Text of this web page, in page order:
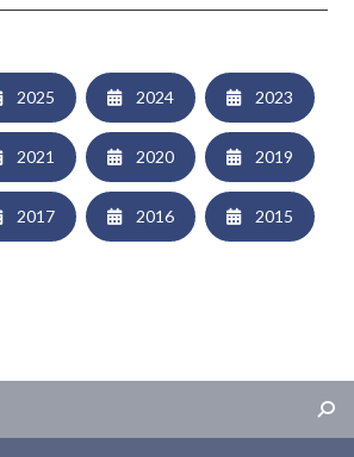
2025 2024 2023
2021 2020 2019
2017 2016 2015